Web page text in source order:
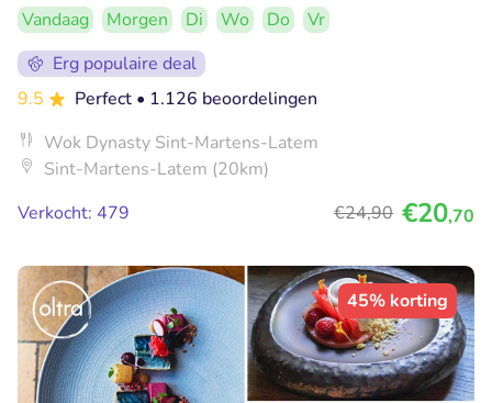
Vandaag Morgen Di Wo Do
Vr
Erg populaire deal
9.5
Perfect • 1.126 beoordelingen
Wok Dynasty Sint-Martens-Latem
Sint-Martens-Latem (20km)
Verkocht: 479
€24,90 €20,70
45% korting